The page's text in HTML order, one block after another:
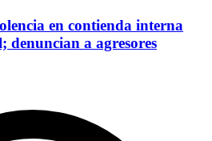
en contienda interna
denuncian a agresores